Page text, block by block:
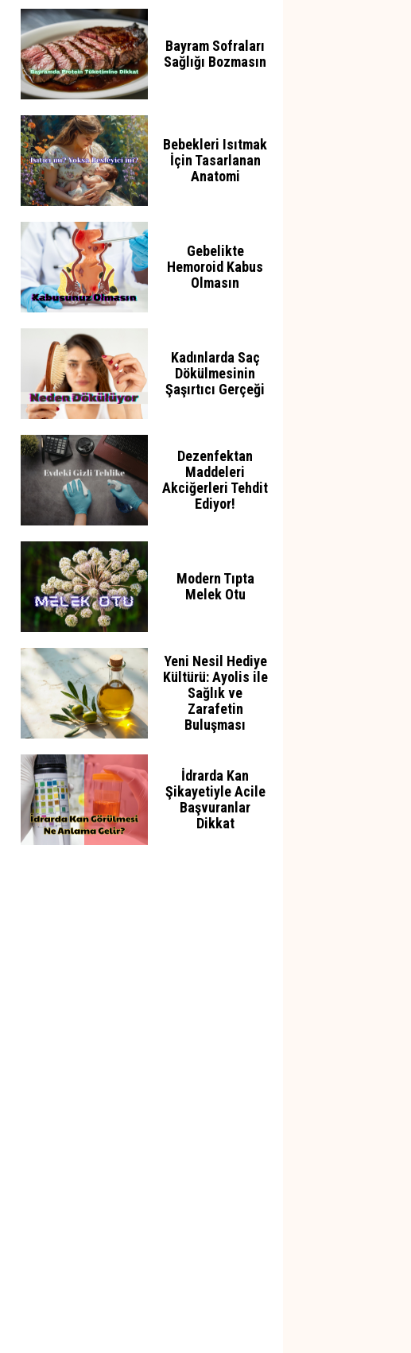
Bayram Sofraları
Sağlığı Bozmasın
Bebekleri Isıtmak
İçin Tasarlanan
Anatomi
Gebelikte
Hemoroid Kabus
Olmasın
Kadınlarda Saç
Dökülmesinin
Şaşırtıcı Gerçeği
Dezenfektan
Maddeleri
Akciğerleri Tehdit
Ediyor!
Modern Tıpta
Melek Otu
Yeni Nesil Hediye
Kültürü: Ayolis ile
Sağlık ve
Zarafetin
Buluşması
İdrarda Kan
Şikayetiyle Acile
Başvuranlar
Dikkat